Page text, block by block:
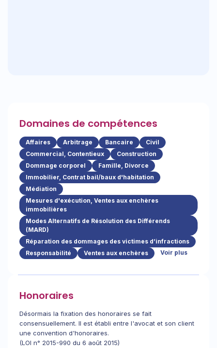
Domaines de compétences
Affaires Arbitrage Bancaire
Civil
Commercial, Contentieux
Construction
Dommage corporel
Famille, Divorce
Immobilier, Contrat bail/baux d'habitation
Médiation
Mesures d'exécution, Ventes aux enchères
immobilières
Modes Alternatifs de Résolution des Différends
(MARD)
Réparation des dommages des victimes d’infractions
Responsabilité
Ventes aux enchères Voir plus
Honoraires
Désormais la fixation des honoraires se fait
consensuellement. Il est établi entre l'avocat et son client
une convention d'honoraires.
(LOI n° 2015-990 du 6 août 2015)